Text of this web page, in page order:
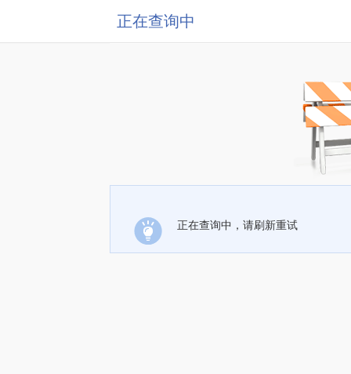
正在查询中
正在查询中，请刷新重试